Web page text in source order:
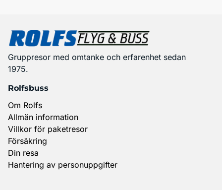
Gruppresor med omtanke och erfarenhet sedan
1975.
Rolfsbuss
Om Rolfs
Allmän information
Villkor för paketresor
Försäkring
Din resa
Hantering av personuppgifter